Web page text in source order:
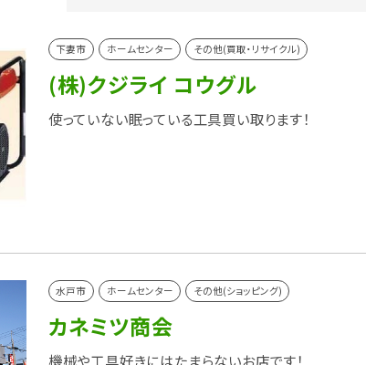
下妻市 ホームセンター その他(買取・リサイクル)
(株)クジライ コウグル
使っていない眠っている工具買い取ります！
水戸市 ホームセンター その他(ショッピング)
カネミツ商会
機械や工具好きにはたまらないお店です！